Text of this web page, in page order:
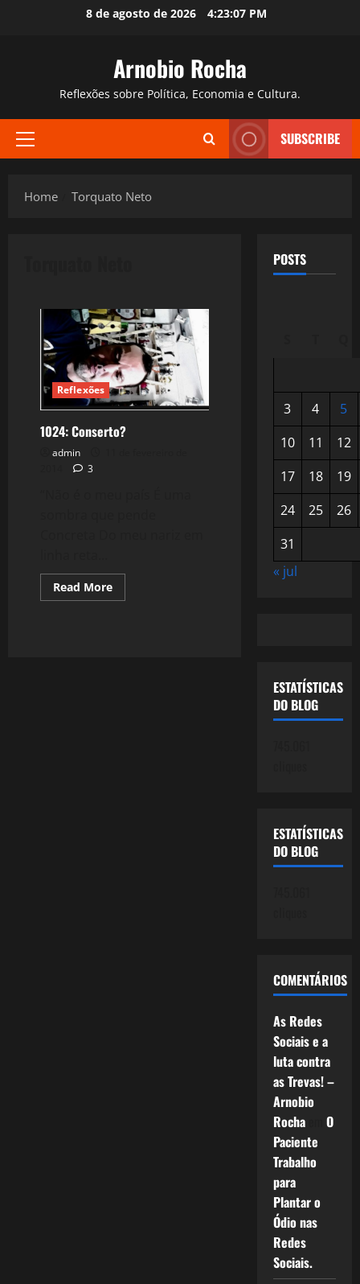
8 de agosto de 2026 4:23:08 PM
Arnobio Rocha
Reflexões sobre Política, Economia e Cultura.
Primary
SUBSCRIBE
Home Torquato Neto
Reflexões
1024: Conserto?
admin
3
Read MoreRead
more
POSTS
3 4
5
10
11
12
17
18
19
24
25
26
31
« jul
ESTATÍSTICAS
DO BLOG
ESTATÍSTICAS
DO BLOG
COMENTÁRIOS
As Redes
Sociais e a
luta contra
as Trevas! –
Arnobio
Rochaem O
Paciente
Trabalho
para
Plantar o
Ódio nas
Redes
Sociais.